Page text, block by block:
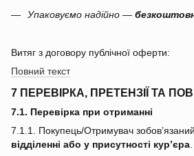
Упаковуємо надійно —
Витяг з договору публічної оферти:
Повний текст
7 ПЕРЕВІРКА, ПРЕТЕНЗІЇ ТА
7.1. Перевірка при отриманні
7.1.1. Покупець/Отримувач
відділенні або у присутності кур’єра